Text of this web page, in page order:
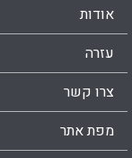
אודות
עזרה
צרו קשר
מפת אתר